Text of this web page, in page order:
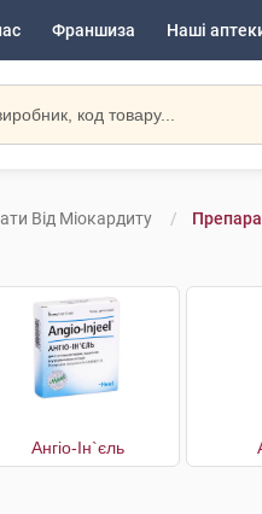
Франшиза Наші
Від Міокардиту
Ангіо-Ін`єль